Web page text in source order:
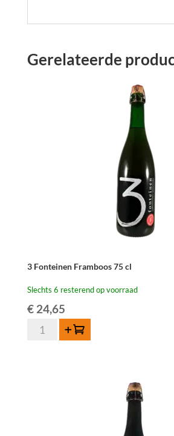
Gerelateerde
3 Fonteinen Framboos 75 cl
Slechts 6 resterend op voorraad
€24,65
Fonteinen
Toevoegen